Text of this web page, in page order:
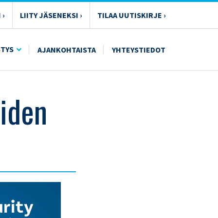
LIITY JÄSENEKSI › TILAA UUTISKIRJE ›
AJANKOHTAISTA YHTEYSTIEDOT